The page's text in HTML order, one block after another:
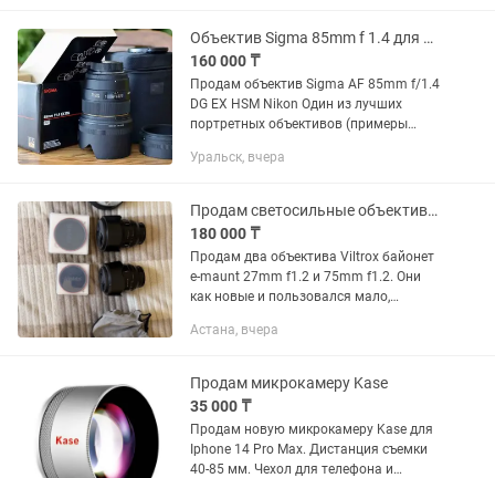
Объектив Sigma 85mm f 1.4 для Nikon (F, EF)
160 000 ₸
Продам объектив Sigma AF 85mm f/1.4
DG EX HSM Nikon Один из лучших
портретных объективов (примеры
светосильный с красивым рисунком
Уральск, вчера
Продам светосильные объективы Viltrox
180 000 ₸
Продам два объектива Viltrox байонет
e-maunt 27mm f1.2 и 75mm f1.2. Они
как новые и пользовался мало,
объектив 180к, если оба заберете, то
Астана, вчера
Продам микрокамеру Kase
35 000 ₸
Продам новую микрокамеру Kase для
Iphone 14 Pro Max. Дистанция съемки
40-85 мм. Чехол для телефона и